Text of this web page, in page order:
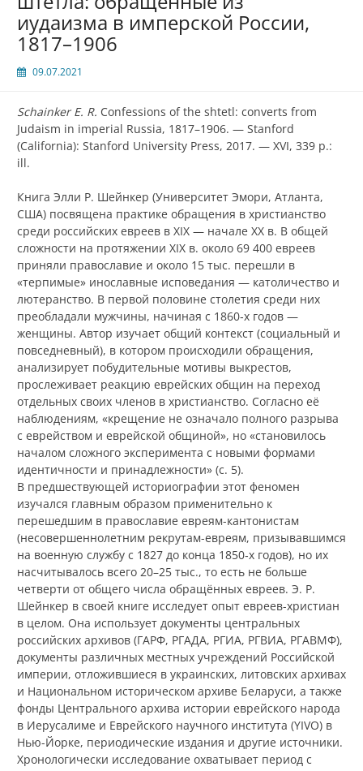
иудаизма в имперской России,
1817–1906
09.07.2021
Schainker E. R. Confessions of the shtetl: converts from
Judaism in imperial Russia, 1817–1906. — Stanford
(California): Stanford University Press, 2017. — XVI, 339 p.:
ill.
Книга Элли Р. Шейнкер (Университет Эмори, Атланта,
США) посвящена практике обращения в христианство
среди российских евреев в XIX — начале XX в. В общей
сложности на протяжении XIX в. около 69 400 евреев
приняли православие и около 15 тыс. перешли в
«терпимые» инославные исповедания — католичество и
лютеранство. В первой половине столетия среди них
преобладали мужчины, начиная с 1860‑х годов —
женщины. Автор изучает общий контекст (социальный и
повседневный), в котором происходили обращения,
анализирует побудительные мотивы выкрестов,
прослеживает реакцию еврейских общин на переход
отдельных своих членов в христианство. Согласно её
наблюдениям, «крещение не означало полного разрыва
с еврейством и еврейской общиной», но «становилось
началом сложного эксперимента с новыми формами
идентичности и принадлежности» (с. 5).
В предшествующей историографии этот феномен
изучался главным образом применительно к
перешедшим в православие евреям-кантонистам
(несовершеннолетним рекрутам-евреям, призывавшимся
на военную службу с 1827 до конца 1850‑х годов), но их
насчитывалось всего 20–25 тыс., то есть не больше
четверти от общего числа обращённых евреев. Э. Р.
Шейнкер в своей книге исследует опыт евреев-христиан
в целом. Она использует документы центральных
российских архивов (ГАРФ, РГАДА, РГИА, РГВИА, РГАВМФ),
документы различных местных учреждений Российской
империи, отложившиеся в украинских, литовских архивах
и Национальном историческом архиве Беларуси, а также
фонды Центрального архива истории еврейского народа
в Иерусалиме и Еврейского научного института (YIVO) в
Нью-Йорке, периодические издания и другие источники.
Хронологически исследование охватывает период с